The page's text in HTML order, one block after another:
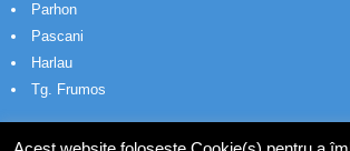
Parhon
Pascani
Harlau
Tg. Frumos